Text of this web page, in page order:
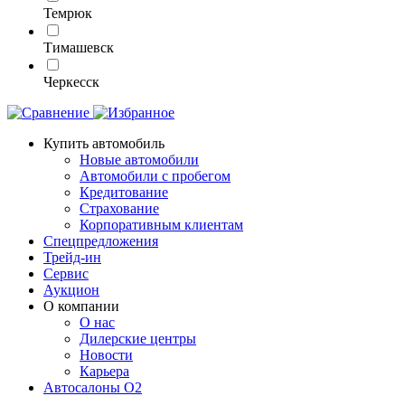
Темрюк
Тимашевск
Черкесск
Купить автомобиль
Новые автомобили
Автомобили с пробегом
Кредитование
Страхование
Корпоративным клиентам
Спецпредложения
Трейд-ин
Сервис
Аукцион
О компании
О нас
Дилерские центры
Новости
Карьера
Автосалоны O2